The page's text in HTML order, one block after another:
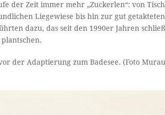
der Zeit immer mehr „Zuckerlen“: von
Liegewiese bis hin zur gut
dazu, das seit den 1990er Jahren
der Adaptierung zum Badesee. (Foto